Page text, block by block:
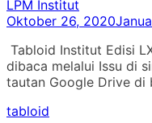
LPM Institut
Oktober 26, 2020
Tabloid Institut Edisi
dibaca melalui Issu di
tautan Google Drive di
tabloid